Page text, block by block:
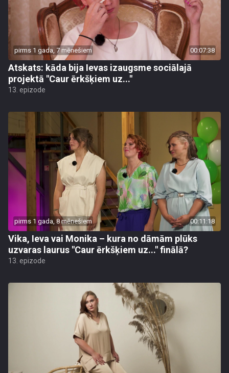
pirms 1 gada, 7 mēnešiem 00:07:38
Atskats: kāda bija Ievas izaugsme sociālajā
projektā "Caur ērkšķiem uz..."
13. epizode
pirms 1 gada, 8 mēnešiem 00:11:18
Vika, Ieva vai Monika – kura no dāmām plūks
uzvaras laurus "Caur ērkšķiem uz..." finālā?
13. epizode